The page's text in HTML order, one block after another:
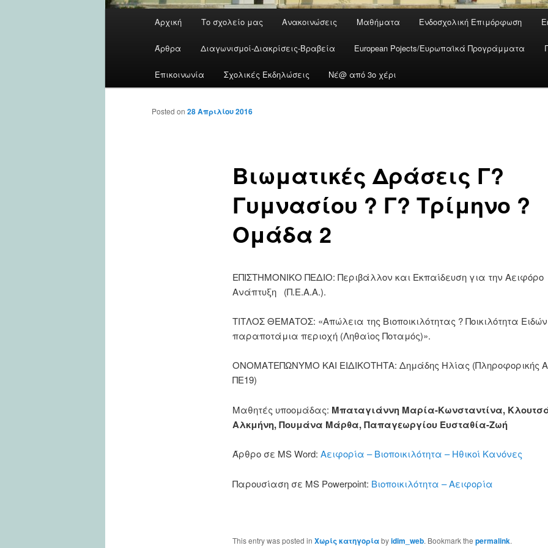
Αρχική Το σχολείο μας Ανακοινώσεις Μαθήματα Ενδοσχολική Επιμόρφωση
Άρθρα Διαγωνισμοί-Διακρίσεις-Βραβεία European Pojects/Ευρωπαϊκά Προγράμματα
Επικοινωνία Σχολικές Εκδηλώσεις Νέ@ από 3ο χέρι
Βιωματικές Δράσεις Γ?
Γυμνασίου ? Γ? Τρίμηνο ?
Ομάδα 2
Posted on 28 Απριλίου 2016
ΕΠΙΣΤΗΜΟΝΙΚΟ ΠΕΔΙΟ: Περιβάλλον και Εκπαίδευση για την Αειφόρο
Ανάπτυξη (Π.Ε.Α.Α.).
ΤΙΤΛΟΣ ΘΕΜΑΤΟΣ: «Απώλεια της Βιοποικιλότητας ? Ποικιλότητα
παραποτάμια περιοχή (Ληθαίος Ποταμός)».
ΟΝΟΜΑΤΕΠΩΝΥΜΟ ΚΑΙ ΕΙΔΙΚΟΤΗΤΑ: Δημάδης Ηλίας (Πληροφορικής
ΠΕ19)
Μαθητές υποομάδας: Μπαταγιάννη Μαρία-Κωνσταντίνα,
Αλκμήνη, Πουμάνα Μάρθα, Παπαγεωργίου Ευσταθία-Ζωή
Άρθρο σε MS Word: Αειφορία – Βιοποικιλότητα – Ηθικοί Κανόνες
Παρουσίαση σε MS Powerpoint: Βιοποικιλότητα – Αειφορία
This entry was posted in Χωρίς κατηγορίαbyidim_web. Bookmark the permalink.